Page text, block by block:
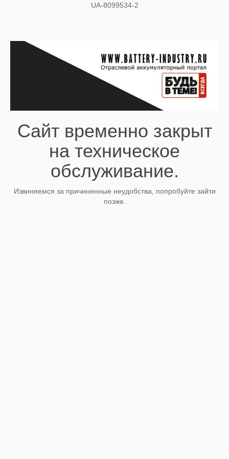
UA-8099534-2
Сайт временно закрыт
на техническое
обслуживание.
Извиняемся за причиненные неудобства, попробуйте зайти
позже.